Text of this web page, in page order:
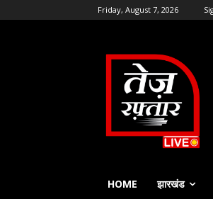
Friday, August 7, 2026
HOME झारखंड